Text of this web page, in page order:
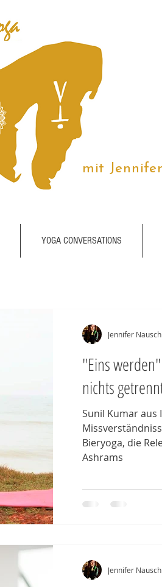
mit Jennifer
YOGA CONVERSATIONS
"Eins
nichts
Sunil Kumar
Bieryoga, die
Ashrams
Jennifer Nausch
Jennifer Nausch